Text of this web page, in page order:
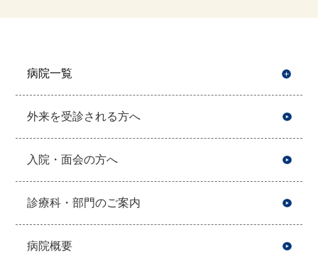
病院一覧
外来を受診される方へ
入院・面会の方へ
診療科・部門のご案内
病院概要